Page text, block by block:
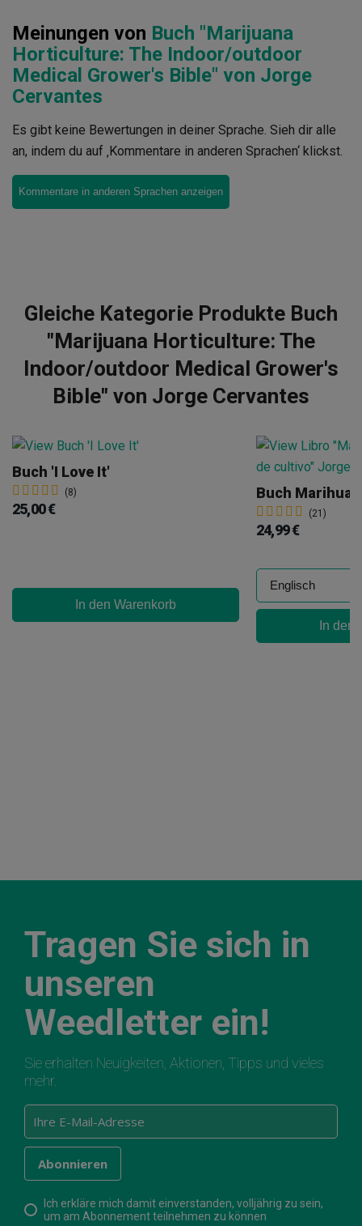
Meinungen von Buch "Marijuana
Horticulture: The Indoor/outdoor
Medical Grower's Bible" von Jorge
Cervantes
Es gibt keine Bewertungen in deiner Sprache. Sieh dir alle
an, indem du auf ‚Kommentare in anderen Sprachen‘ klickst.
Kommentare in anderen Sprachen anzeigen
Gleiche Kategorie Produkte Buch
"Marijuana Horticulture: The
Indoor/outdoor Medical Grower's
Bible" von Jorge Cervantes
Buch 'I Love It'
(8)
25,00 €
In den Warenkorb
(21)
24,99 €
In den
Tragen Sie sich in
unseren
Weedletter ein!
Sie erhalten Neuigkeiten, Aktionen, Tipps und vieles
mehr.
Ich erkläre mich damit einverstanden, volljährig zu sein,
um am Abonnement teilnehmen zu können